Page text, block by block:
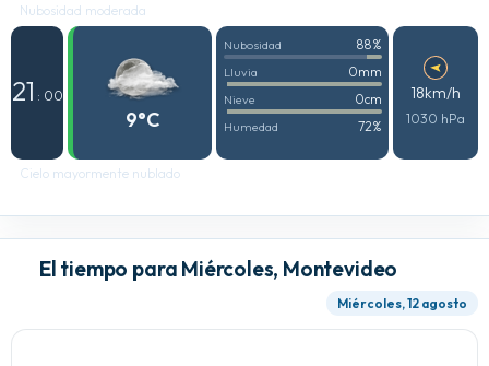
Nubosidad moderada
21 : 00
9°C
Nubosidad 88%
Lluvia 0mm
Nieve 0cm
Humedad 72%
18km/h
1030 hPa
Cielo mayormente nublado
El tiempo para Miércoles, Montevideo
Miércoles, 12 agosto